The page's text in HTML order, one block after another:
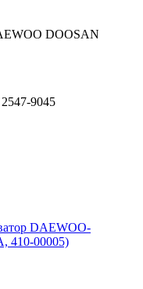
DOOSAN
9045